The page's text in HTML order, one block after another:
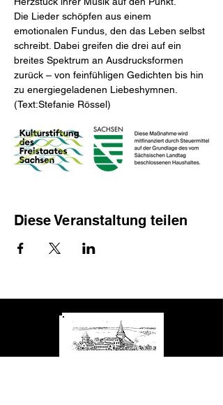
Die Lieder schöpfen aus einem
emotionalen Fundus, den das Leben selbst
schreibt. Dabei greifen die drei auf ein
breites Spektrum an Ausdrucksformen
zurück – von feinfühligen Gedichten bis hin
zu energiegeladenen Liebeshymnen.
(Text:Stefanie Rössel)
Diese Veranstaltung teilen